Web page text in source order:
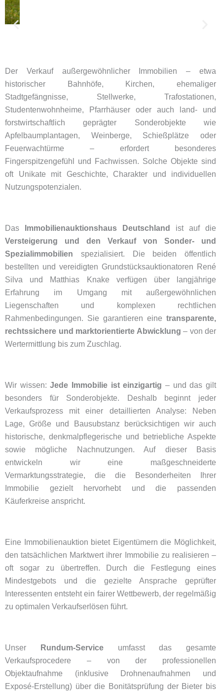
Der Verkauf außergewöhnlicher Immobilien – etwa
historischer Bahnhöfe, Kirchen, ehemaliger
Stadtgefängnisse, Stellwerke, Trafostationen,
Studentenwohnheime, Pfarrhäuser oder auch land- und
forstwirtschaftlich geprägter Sonderobjekte wie
Apfelbaumplantagen, Weinberge, Schießplätze oder
Feuerwachtürme – erfordert besonderes
Fingerspitzengefühl und Fachwissen. Solche Objekte sind
oft Unikate mit Geschichte, Charakter und individuellen
Nutzungspotenzialen.
Das Immobilienauktionshaus Deutschland
ist auf die
Versteigerung und den Verkauf von Sonder- und
Spezialimmobilien spezialisiert. Die beiden öffentlich
bestellten und vereidigten Grundstücksauktionatoren René
Silva und Matthias Knake verfügen über langjährige
Erfahrung im Umgang mit außergewöhnlichen
Liegenschaften und komplexen rechtlichen
Rahmenbedingungen. Sie garantieren eine transparente,
rechtssichere und marktorientierte Abwicklung – von der
Wertermittlung bis zum Zuschlag.
Wir wissen:Jede Immobilie ist einzigartig – und das gilt
besonders für Sonderobjekte. Deshalb beginnt jeder
Verkaufsprozess mit einer detaillierten Analyse: Neben
Lage, Größe und Bausubstanz berücksichtigen wir auch
historische, denkmalpflegerische und betriebliche Aspekte
sowie mögliche Nachnutzungen. Auf dieser Basis
entwickeln wir eine maßgeschneiderte
Vermarktungsstrategie, die die Besonderheiten Ihrer
Immobilie gezielt hervorhebt und die passenden
Käuferkreise anspricht.
Eine Immobilienauktion bietet Eigentümern die Möglichkeit,
den tatsächlichen Marktwert ihrer Immobilie zu realisieren –
oft sogar zu übertreffen. Durch die Festlegung eines
Mindestgebots und die gezielte Ansprache geprüfter
Interessenten entsteht ein fairer Wettbewerb, der regelmäßig
zu optimalen Verkaufserlösen führt.
Unser Rundum-Serviceumfasst das gesamte
Verkaufsprocedere – von der professionellen
Objektaufnahme (inklusive Drohnenaufnahmen und
Exposé-Erstellung) über die Bonitätsprüfung der Bieter bis